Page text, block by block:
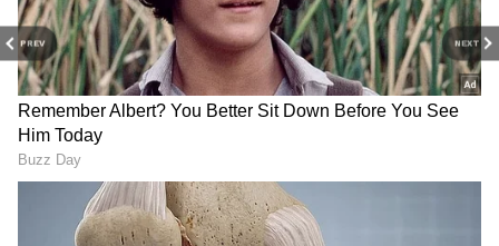
PREV NEXT
எனவே, நாம் இந்த பதிவில் பருவகால சளி,
இருமலுக்கு சிறந்த மருத்துவ உணவாக
கருதப்படும் தூதுவளை துவையல், வீட்டில்
எப்படி அரைத்து சாப்பிட்டுவது என்பதை
தெரிந்து கொள்வோம்.
மேலும் படிக்க....Weekly Horoscope: இந்த